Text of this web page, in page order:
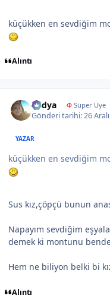
küçükken en sevdiğim
Alıntı
Radya ΦSüper Üye
Gönderi tarihi:26
YAZAR
küçükken en sevdiğim
Sus kız,çöpçü bunun
Napayım sevdiğim
demek ki montunu
Hem ne biliyon belki bi
Alıntı